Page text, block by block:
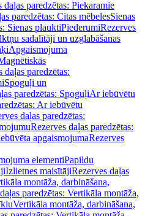
daļas paredzētas: Piekaramie
paredzētas: Citas mēbelesSienas
Sienas plauktiPiederumiRezerves
sadalītāji un uzglabāšanas
Apgaismojuma
daļas paredzētas:
Spoguļi un
paredzētas: SpoguļiAr iebūvētu
Ar iebūvētu
daļas paredzētas:
Rezerves daļas paredzētas:
apgaismojumaRezerves
elementiPapildu
Izlietnes maisītājiRezerves daļas
montāža, darbināšana,
paredzētas: Vertikāla montāža,
Vertikāla montāža, darbināšana,